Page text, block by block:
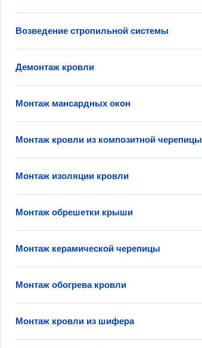
Возведение стропильной системы
Демонтаж кровли
Монтаж мансардных окон
Монтаж кровли из композитной черепицы
Монтаж изоляции кровли
Монтаж обрешетки крыши
Монтаж керамической черепицы
Монтаж обогрева кровли
Монтаж кровли из шифера